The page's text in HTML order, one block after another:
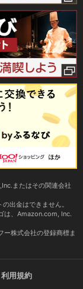
またはその関連会社
出金はできません。
は、Amazon.com, Inc.
ー株式会社の登録商標ま
利用規約